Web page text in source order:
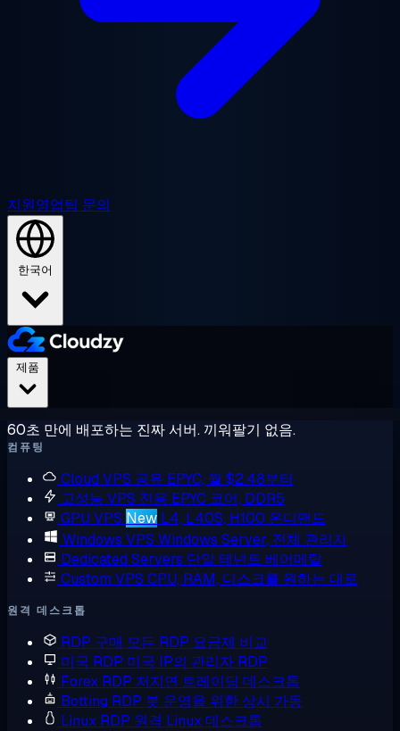
지원영업팀 문의
한국어
60초 만에 배포하는 진짜 서버. 끼워팔기 없음.
컴퓨팅
Cloud VPS 공유 EPYC, 월 $2.48부터
고성능 VPS 전용 EPYC 코어, DDR5
GPU VPS New L4, L40S, H100 온디맨드
Windows VPS Windows Server, 전체 관리자
Dedicated Servers 단일 테넌트 베어메탈
Custom VPS CPU, RAM, 디스크를 원하는 대로
원격 데스크톱
RDP 구매 모든 RDP 요금제 비교
미국 RDP 미국 IP의 관리자 RDP
Forex RDP 저지연 트레이딩 데스크톱
Botting RDP 봇 운영을 위한 상시 가동
Linux RDP 원격 Linux 데스크톱